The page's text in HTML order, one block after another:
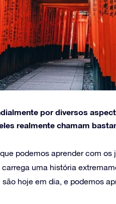
por diversos
realmente chamam
podemos aprender com os
uma história
hoje em dia, e podemos